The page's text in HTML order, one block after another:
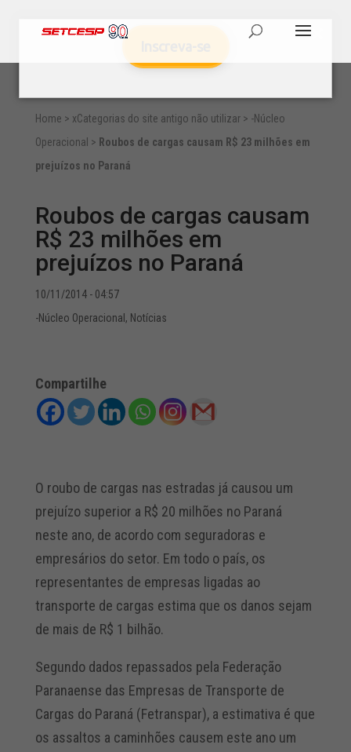
Home > xCategorias do site antigo não utilizar> -Núcleo
Operacional > Roubos de cargas causam R$ 23 milhões em
prejuízos no Paraná
Roubos de cargas causam
R$ 23 milhões em
prejuízos no Paraná
10/11/2014 - 04:57
-Núcleo Operacional , Notícias
Compartilhe
O roubo de cargas nas estradas já causou um
prejuízo superior a R$ 20 milhões no Paraná
neste ano, de acordo com seguradoras e
empresários do setor. Em todo o país, os
representantes de empresas ligadas ao
transporte de cargas estima que os danos sejam
de mais de R$ 1 bilhão.
Segundo dados repassados pela Federação
Paranaense das Empresas de Transporte de
Cargas do Paraná (Fetranspar), a estimativa é que
os assaltos a caminhões causem este ano um